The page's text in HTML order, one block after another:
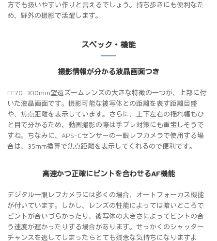
方でも扱いやすい作りと言えるでしょう。持ち歩きにも便利なた
め、野外の撮影で活躍します。
スペック・機能
撮影情報が分かる液晶画面つき
EF70-300mm望遠ズームレンズの大きな特徴の一つが、上部に付
いた液晶画面です。撮影可能な被写体との距離を表す距離目盛
や、焦点距離を表示しています。さらに、上下左右の揺れ幅もひ
と目で分かるため、動画撮影の際は手ブレ対策にも重宝しそうで
すね。ちなみに、APS-Cセンサーの一眼レフカメラで使用する場
合は、35mm換算で焦点距離を表示してくれるので便利です。
高速かつ正確にピントを合わせるAF機能
デジタル一眼レフカメラには多くの場合、オートフォーカス機能
が付いています。しかし、レンズの性能によっては暗いところで
ピントが合いづらかったり、被写体の大きさによってピントの合
う速度が遅かったりする場合があります。せっかくのシャッター
チャンスを逃してしまったらとても残念な気持ちになりますよ